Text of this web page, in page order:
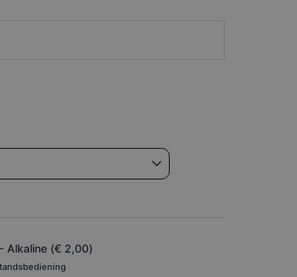
Alkaline (€ 2,00)